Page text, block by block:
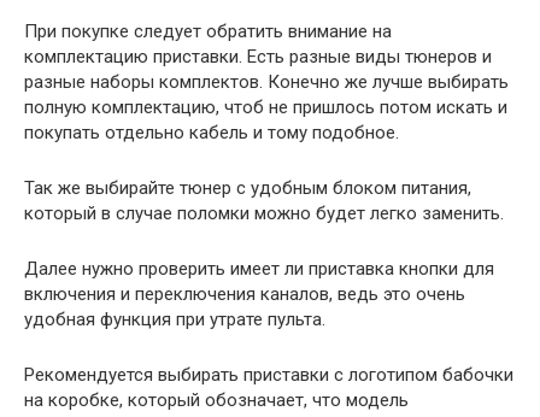
При покупке следует обратить внимание на
комплектацию приставки. Есть разные виды тюнеров и
разные наборы комплектов. Конечно же лучше выбирать
полную комплектацию, чтоб не пришлось потом искать и
покупать отдельно кабель и тому подобное.
Так же выбирайте тюнер с удобным блоком питания,
который в случае поломки можно будет легко заменить.
Далее нужно проверить имеет ли приставка кнопки для
включения и переключения каналов, ведь это очень
удобная функция при утрате пульта.
Рекомендуется выбирать приставки с логотипом бабочки
на коробке, который обозначает, что модель